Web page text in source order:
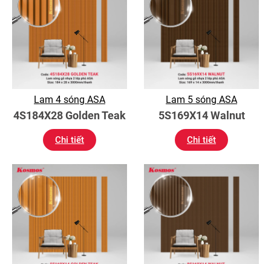
Lam 4 sóng ASA
4S184X28 Golden Teak
Chi tiết
Lam 5 sóng ASA
5S169X14 Walnut
Chi tiết